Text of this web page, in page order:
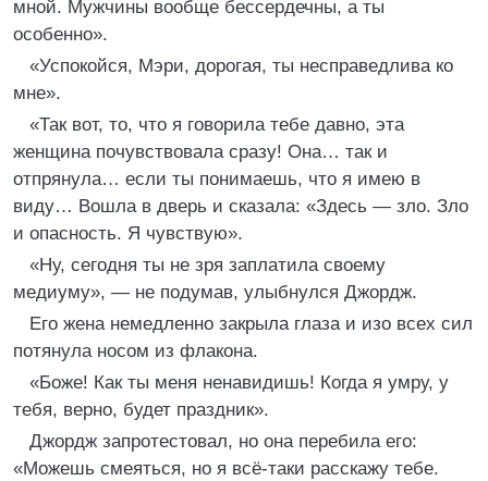
мной. Мужчины вообще бессердечны, а ты
особенно».
«Успокойся, Мэри, дорогая, ты несправедлива ко
мне».
«Так вот, то, что я говорила тебе давно, эта
женщина почувствовала сразу! Она… так и
отпрянула… если ты понимаешь, что я имею в
виду… Вошла в дверь и сказала: «Здесь — зло. Зло
и опасность. Я чувствую».
«Ну, сегодня ты не зря заплатила своему
медиуму», — не подумав, улыбнулся Джордж.
Его жена немедленно закрыла глаза и изо всех сил
потянула носом из флакона.
«Боже! Как ты меня ненавидишь! Когда я умру, у
тебя, верно, будет праздник».
Джордж запротестовал, но она перебила его:
«Можешь смеяться, но я всё-таки расскажу тебе.